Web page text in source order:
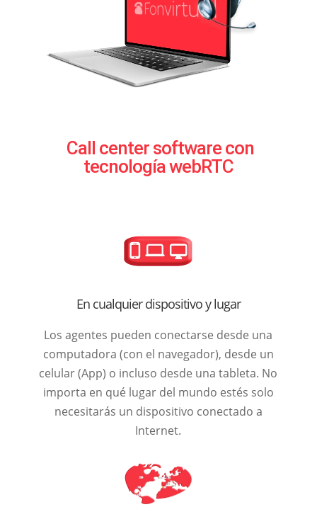
Call center software con
tecnología webRTC
En cualquier dispositivo y lugar
Los agentes pueden conectarse desde una
computadora (con el navegador), desde un
celular (App) o incluso desde una tableta. No
importa en qué lugar del mundo estés solo
necesitarás un dispositivo conectado a
Internet.